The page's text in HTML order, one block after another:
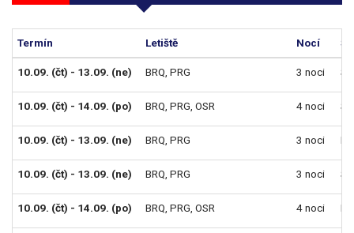
Termín Letiště Nocí
10.09. (čt) - 13.09. (ne) BRQ PRG 3 noci
10.09. (čt) - 14.09. (po) BRQ PRG OSR 4 noci
10.09. (čt) - 13.09. (ne) BRQ PRG 3 noci
10.09. (čt) - 13.09. (ne) BRQ PRG 3 noci
10.09. (čt) - 14.09. (po) BRQ PRG OSR 4 noci